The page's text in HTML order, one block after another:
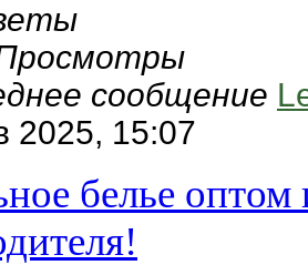
сообщение
2025, 15:07
белье